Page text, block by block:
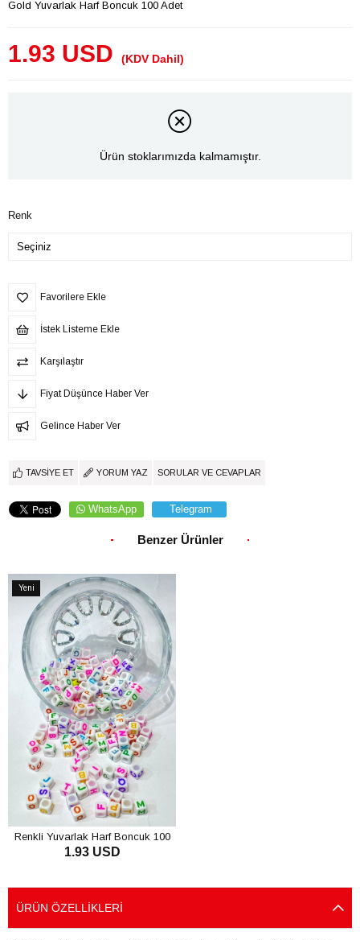
Gold Yuvarlak Harf Boncuk 100 Adet
1.93 USD (KDV Dahil)
Ürün stoklarımızda kalmamıştır.
Renk
Favorilere Ekle
İstek Listeme Ekle
Karşılaştır
Fiyat Düşünce Haber Ver
Gelince Haber Ver
TAVSIYE ET YORUM YAZ SORULAR VE CEVAPLAR
WhatsApp Telegram
Benzer Ürünler
Yeni
Renkli Yuvarlak Harf Boncuk 100
Adet
1.93 USD
ÜRÜN ÖZELLIKLERI